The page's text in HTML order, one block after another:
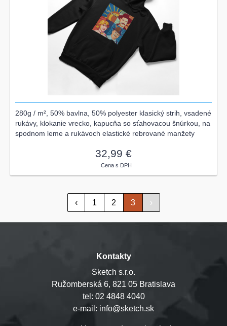
280g / m², 50% bavlna, 50% polyester klasický strih, vsadené
rukávy, klokanie vrecko, kapucňa so sťahovacou šnúrkou, na
spodnom leme a rukávoch elastické rebrované manžety
32,99 €
Cena s DPH
‹ 1 2 3 ›
Kontakty
Sketch s.r.o.
Ružomberská 6, 821 05 Bratislava
tel: 02 4848 4040
e-mail: info@sketch.sk